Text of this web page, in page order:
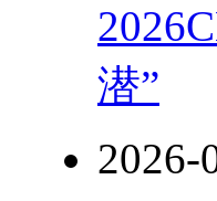
潜”
2026-